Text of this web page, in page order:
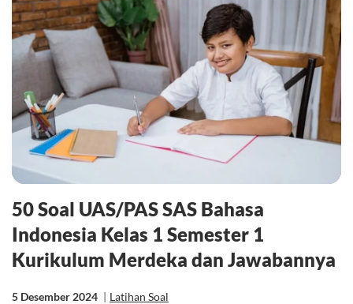
50 Soal UAS/PAS SAS Bahasa
Indonesia Kelas 1 Semester 1
Kurikulum Merdeka dan Jawabannya
5 Desember 2024 | Latihan Soal